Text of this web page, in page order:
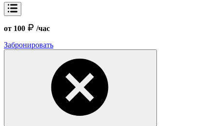
от 100
/час
Забронировать